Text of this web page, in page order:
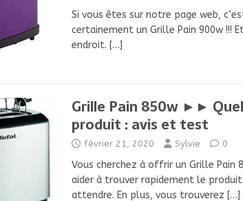
Si vous êtes sur notre page web,
certainement un Grille Pain 900w !!!
endroit. […]
Grille Pain 850w ►►
produit : avis et test
février 21, 2020 Sylvie 0
Vous cherchez à offrir un Grille Pain
aider à trouver rapidement le produit
attendre. En plus, vous trouverez […]